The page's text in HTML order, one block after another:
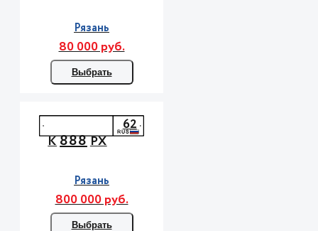
Рязань
80 000 руб.
Выбрать
К888РХ
62
Рязань
800 000 руб.
Выбрать